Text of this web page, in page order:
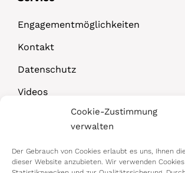
Cookie-Zustimmung
verwalten
Der Gebrauch von Cookies erlaubt es uns, Ihnen
dieser Website anzubieten. Wir verwenden
Engagementmöglichkeiten
Kontakt
Datenschutz
Videos